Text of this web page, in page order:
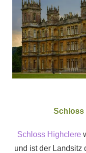
Schloss
Schloss Highclere
und ist der Landsitz